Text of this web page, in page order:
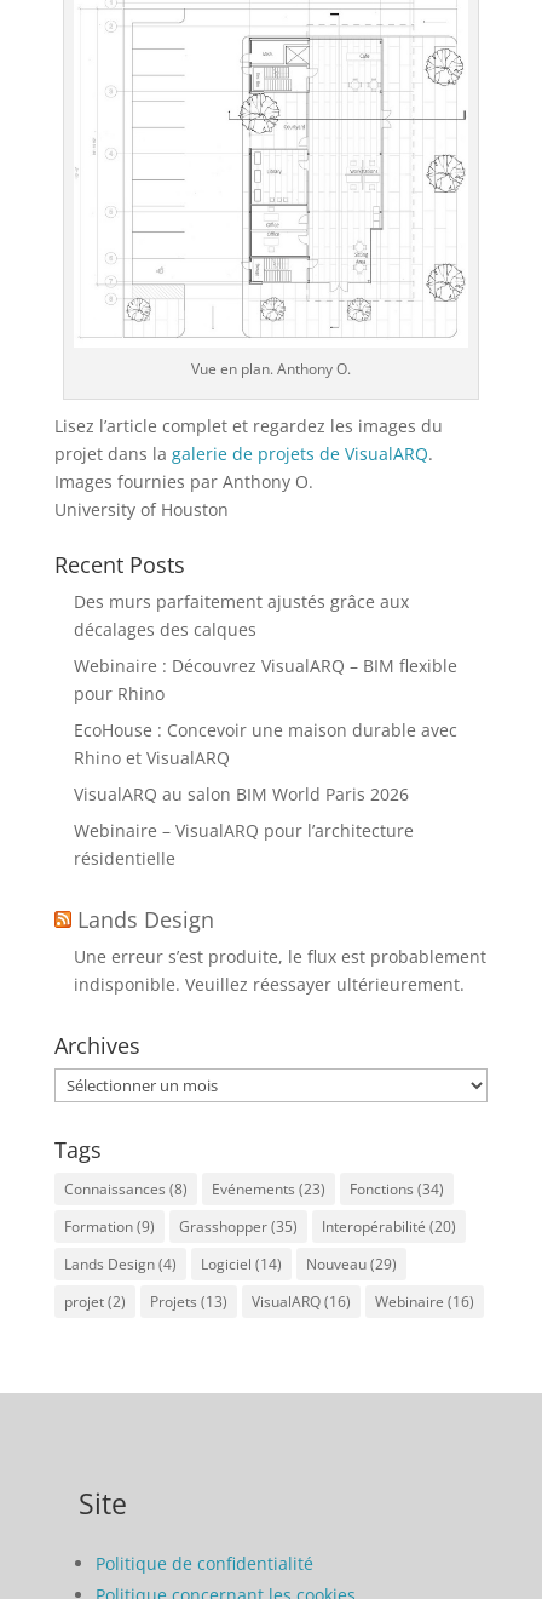
Vue en plan. Anthony O.
Lisez l’article complet et regardez les images du
projet dans la galerie de projets de VisualARQ.
Images fournies par Anthony O.
University of Houston
Recent Posts
Des murs parfaitement ajustés grâce aux
décalages des calques
Webinaire : Découvrez VisualARQ – BIM flexible
pour Rhino
EcoHouse : Concevoir une maison durable avec
Rhino et VisualARQ
VisualARQ au salon BIM World Paris 2026
Webinaire – VisualARQ pour l’architecture
résidentielle
Lands Design
Une erreur s’est produite, le flux est probablement
indisponible. Veuillez réessayer ultérieurement.
Archives
Archives
Tags
Connaissances (8) Evénements (23) Fonctions (34)
Formation(9) Grasshopper(35) Interopérabilité (20)
Lands Design(4) Logiciel (14) Nouveau(29)
projet(2) Projets (13) VisualARQ(16) Webinaire (16)
Site
Politique de confidentialité